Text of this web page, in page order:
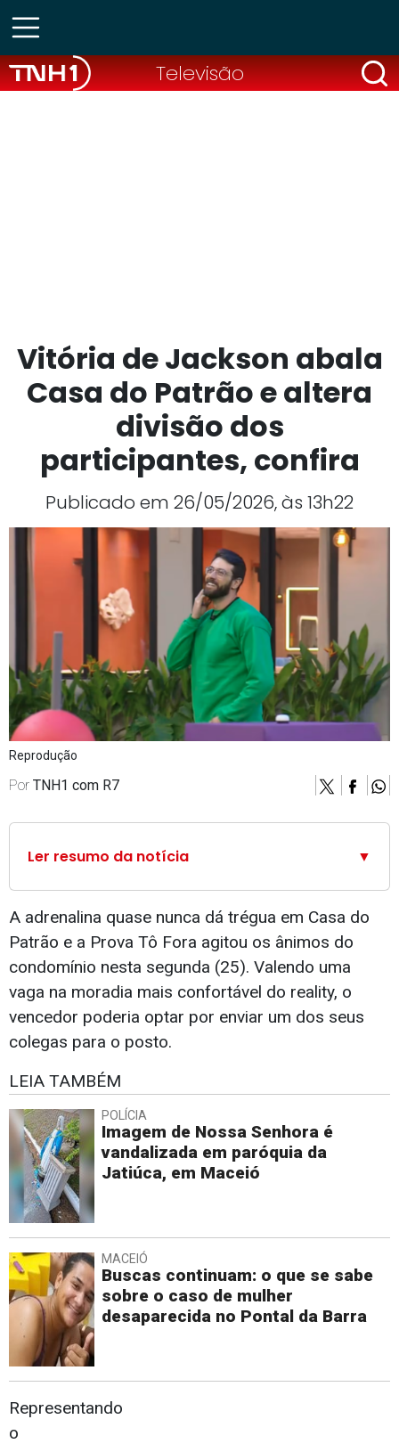
Televisão
Vitória de Jackson abala
Casa do Patrão e altera
divisão dos
participantes, confira
Publicado em 26/05/2026, às 13h22
Reprodução
Por TNH1 com R7
Ler resumo da notícia ▼
A adrenalina quase nunca dá trégua em Casa do
Patrão e a Prova Tô Fora agitou os ânimos do
condomínio nesta segunda (25). Valendo uma
vaga na moradia mais confortável do reality, o
vencedor poderia optar por enviar um dos seus
colegas para o posto.
LEIA TAMBÉM
POLÍCIA
Imagem de Nossa Senhora é
vandalizada em paróquia da
Jatiúca, em Maceió
MACEIÓ
Buscas continuam: o que se sabe
sobre o caso de mulher
desaparecida no Pontal da Barra
Representando
o